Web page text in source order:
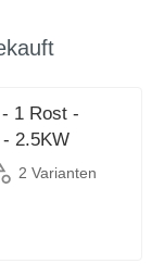
1 Rost -
2.5KW
2 Varianten